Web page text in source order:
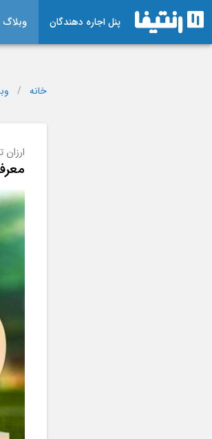
پنل اجاره دهندگان وبلاگ
خانه /